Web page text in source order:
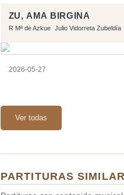
ZU, AMA BIRGINA
R Mª de Azkue Julio Vidorreta Zubeldía
2026-05-27
Ver todas
PARTITURAS